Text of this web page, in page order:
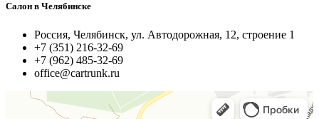
Салон в Челябинске
Россия, Челябинск, ул. Автодорожная, 12, строение 1
+7 (351) 216-32-69
+7 (962) 485-32-69
office@cartrunk.ru